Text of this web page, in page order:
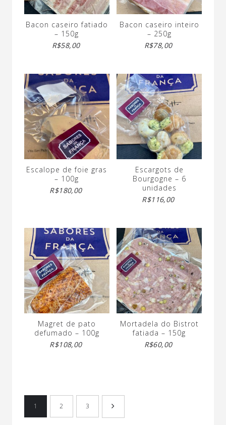
Bacon caseiro fatiado
– 150g
R$58,00
Bacon caseiro inteiro
– 250g
R$78,00
Escalope de foie gras
– 100g
R$180,00
Escargots de
Bourgogne – 6
unidades
R$116,00
Magret de pato
defumado – 100g
R$108,00
Mortadela do Bistrot
fatiada – 150g
R$60,00
1 2 3